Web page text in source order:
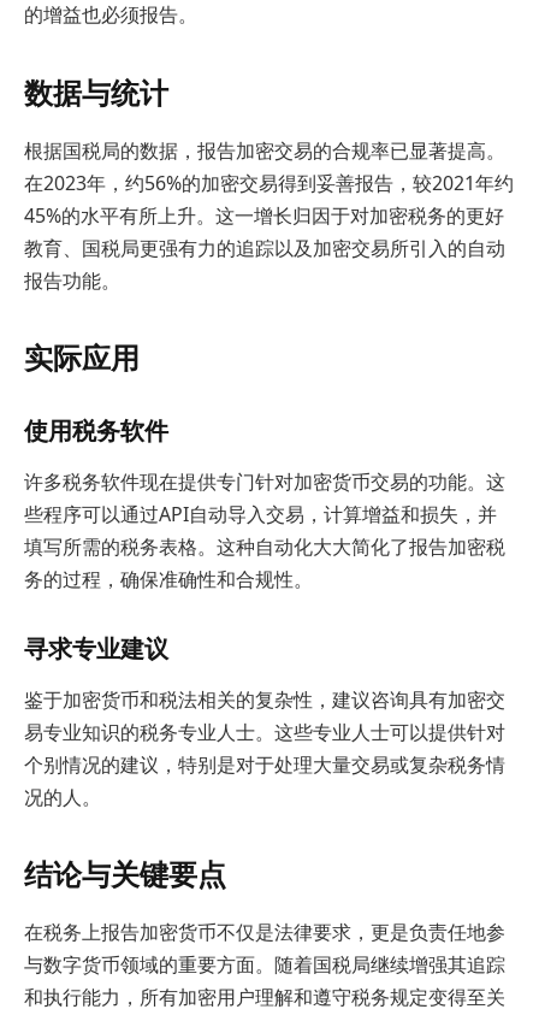
的增益也必须报告。
数据与统计
根据国税局的数据，报告加密交易的合规率已显著提高。
在2023年，约56%的加密交易得到妥善报告，较2021年约
45%的水平有所上升。这一增长归因于对加密税务的更好
教育、国税局更强有力的追踪以及加密交易所引入的自动
报告功能。
实际应用
使用税务软件
许多税务软件现在提供专门针对加密货币交易的功能。这
些程序可以通过API自动导入交易，计算增益和损失，并
填写所需的税务表格。这种自动化大大简化了报告加密税
务的过程，确保准确性和合规性。
寻求专业建议
鉴于加密货币和税法相关的复杂性，建议咨询具有加密交
易专业知识的税务专业人士。这些专业人士可以提供针对
个别情况的建议，特别是对于处理大量交易或复杂税务情
况的人。
结论与关键要点
在税务上报告加密货币不仅是法律要求，更是负责任地参
与数字货币领域的重要方面。随着国税局继续增强其追踪
和执行能力，所有加密用户理解和遵守税务规定变得至关